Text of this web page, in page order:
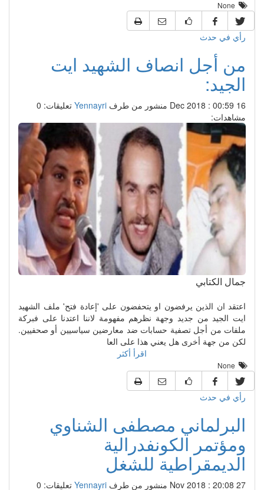
رأي في حدث
من أجل انصاف الشهيد ايت
الجيد:
16 Dec 2018 : 00:59 منشور من طرف Yennayri تعليقات: 0
مشاهدات:
جمال الكتابي
اعتقد ان الذين يرفضون او يتحفضون على 'إعادة فتح' ملف الشهيد
ايت الجيد من جديد وجهة نظرهم مفهومة لاننا اعتدنا على فبركة
ملفات من أجل تصفية حسابات ضد معارضين سياسيين أو صحفيين.
لكن من جهة أخرى هل يعني هذا على العا
اقرأ أكثر
رأي في حدث
البرلماني مصطفى الشناوي
ومؤتمر الكونفدرالية
الديمقراطية للشغل
27 Nov 2018 : 20:08 منشور من طرف Yennayri تعليقات: 0